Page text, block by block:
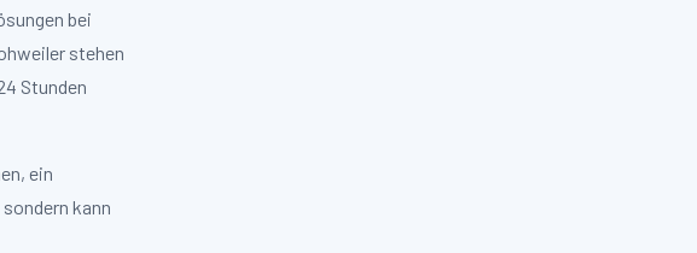
bei
stehen
Stunden
ein
kann